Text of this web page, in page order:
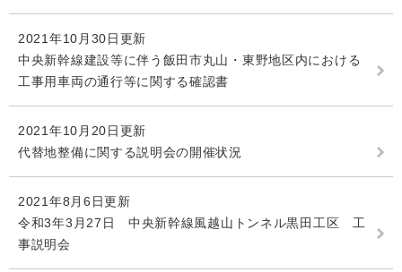
2021年10月30日更新
中央新幹線建設等に伴う飯田市丸山・東野地区内における
工事用車両の通行等に関する確認書
2021年10月20日更新
代替地整備に関する説明会の開催状況
2021年8月6日更新
令和3年3月27日 中央新幹線風越山トンネル黒田工区 工
事説明会